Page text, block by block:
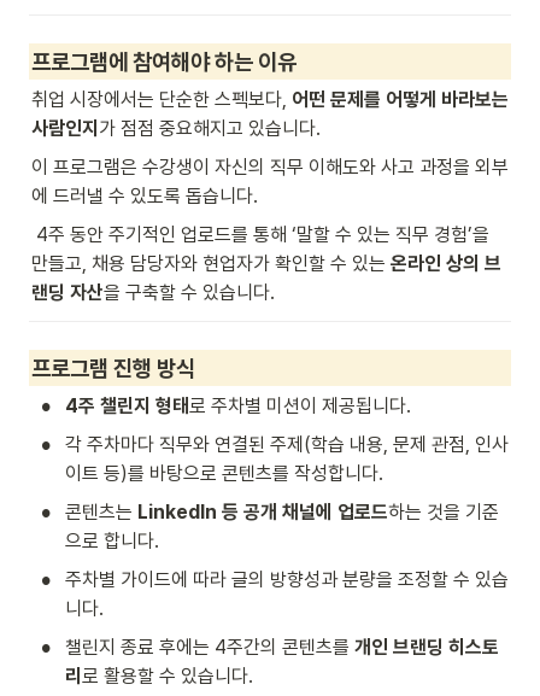
프로그램에 참여해야 하는 이유
취업 시장에서는 단순한 스펙보다, 어떤 문제를 어떻게 바라보는
사람인지 가 점점 중요해지고 있습니다.
이 프로그램은 수강생이 자신의 직무 이해도와 사고 과정을 외부
에 드러낼 수 있도록 돕습니다.
만들고, 채용 담당자와 현업자가 확인할 수 있는 온라인 상의 브
랜딩 자산을 구축할 수 있습니다.
프로그램 진행 방식
• 4주 챌린지 형태로 주차별 미션이 제공됩니다.
•
각 주차마다 직무와 연결된 주제(학습 내용, 문제 관점, 인사
이트 등)를 바탕으로 콘텐츠를 작성합니다.
• 콘텐츠는 LinkedIn 등 공개 채널에 업로드하는 것을 기준
으로 합니다.
•
주차별 가이드에 따라 글의 방향성과 분량을 조정할 수 있습
니다.
• 챌린지 종료 후에는 4주간의 콘텐츠를 개인 브랜딩 히스토
리 로 활용할 수 있습니다.